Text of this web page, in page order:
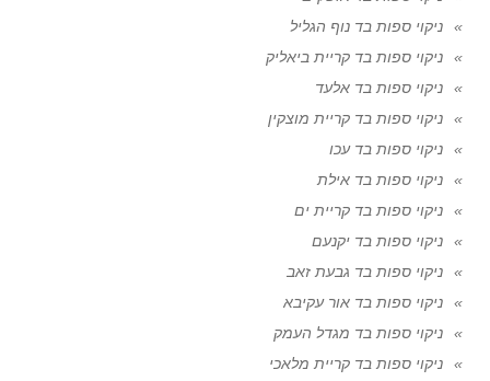
ניקוי ספות בד נוף הגליל
ניקוי ספות בד קריית ביאליק
ניקוי ספות בד אלעד
ניקוי ספות בד קריית מוצקין
ניקוי ספות בד עכו
ניקוי ספות בד אילת
ניקוי ספות בד קריית ים
ניקוי ספות בד יקנעם
ניקוי ספות בד גבעת זאב
ניקוי ספות בד אור עקיבא
ניקוי ספות בד מגדל העמק
ניקוי ספות בד קריית מלאכי